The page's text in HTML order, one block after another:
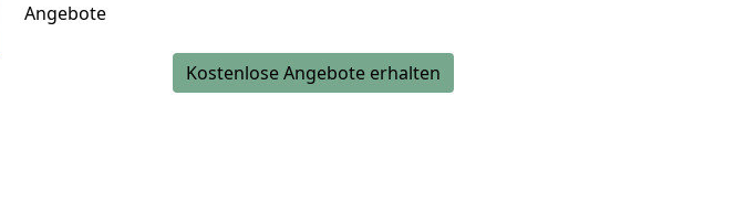
Angebote
Kostenlose Angebote erhalten